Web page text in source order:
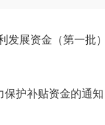
展资金（第一批
护补贴资金的通知